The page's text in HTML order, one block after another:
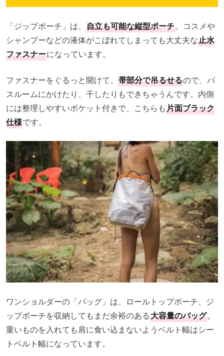
「ジップポーチ」は、 自立も可能な縦型ポーチ。コスメや
シャンプーなどの液体がこぼれてしまっても大丈夫な止水
ファスナーになっています。
ファスナーをぐるっと開けて、 帯部分で吊るせるので、バ
スルームにかけたり、干したりもできちゃうんです。内側
には整理しやすいポケット付きで、こちらも片面ブラック
仕様です。
ワンショルダーの「バッグ」は、ロールトップポーチ、ジ
ップポーチを収納してもまだ余裕のある大容量のバッグ。
重いものを入れても肩に食い込まないようベルト幅はシー
トベルト幅になっています。